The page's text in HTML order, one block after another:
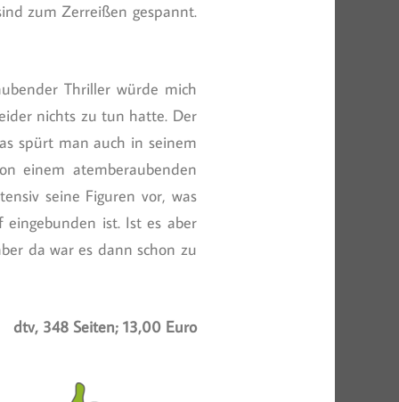
zum Zerreißen gespannt.
Thriller würde mich
nichts zu tun hatte. Der
spürt man auch in seinem
einem atemberaubenden
seine Figuren vor, was
ist. Ist es aber
da war es dann schon zu
dtv, 348 Seiten; 13,00 Euro